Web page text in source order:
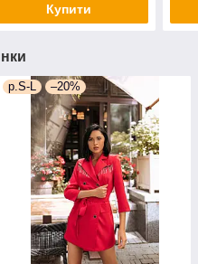
Купити
р.S-L –20%